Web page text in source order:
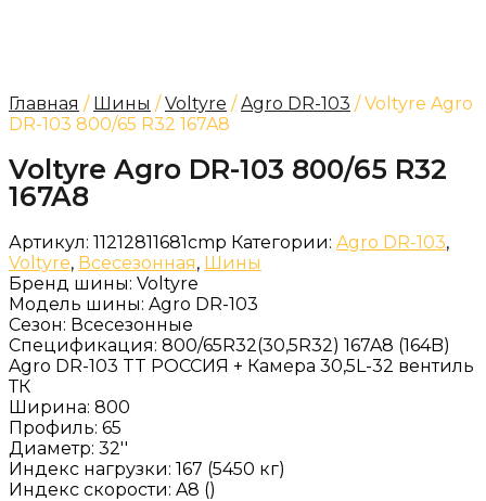
Главная / Шины /Voltyre /Agro DR-103 / Voltyre Agro
DR-103 800/65 R32 167A8
Voltyre Agro DR-103 800/65 R32
167A8
Артикул: 11212811681cmp Категории: Agro DR-103,
Voltyre, Всесезонная, Шины
Бренд шины: Voltyre
Модель шины: Agro DR-103
Сезон: Всесезонные
Спецификация: 800/65R32(30,5R32) 167A8 (164B)
Agro DR-103 TT РОССИЯ + Камера 30,5L-32 вентиль
ТК
Ширина: 800
Профиль: 65
Диаметр: 32''
Индекс нагрузки: 167 (5450 кг)
Индекс скорости: A8 ()